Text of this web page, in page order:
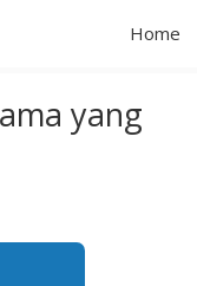
Home
yang